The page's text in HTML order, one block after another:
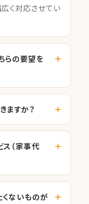
く対応させてい
らの要望を
ますか？
（家事代
くないものが